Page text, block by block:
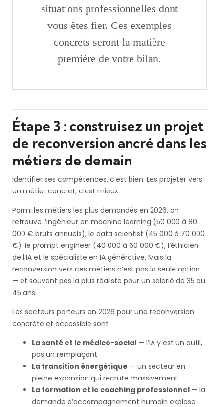
situations professionnelles dont
vous êtes fier. Ces exemples
concrets seront la matière
première de votre bilan.
Étape 3 : construisez un projet
de reconversion ancré dans les
métiers de demain
Identifier ses compétences, c’est bien. Les projeter vers
un métier concret, c’est mieux.
Parmi les métiers les plus demandés en 2026, on
retrouve l’ingénieur en machine learning (50 000 à 80
000 € bruts annuels), le data scientist (45 000 à 70 000
€), le prompt engineer (40 000 à 60 000 €), l’éthicien
de l’IA et le spécialiste en IA générative. Mais la
reconversion vers ces métiers n’est pas la seule option
— et souvent pas la plus réaliste pour un salarié de 35 ou
45 ans.
Les secteurs porteurs en 2026 pour une reconversion
concrète et accessible sont :
La santé et le médico-social — l’IA y est un outil,
pas un remplaçant
La transition énergétique — un secteur en
pleine expansion qui recrute massivement
La formation et le coaching professionnel — la
demande d’accompagnement humain explose